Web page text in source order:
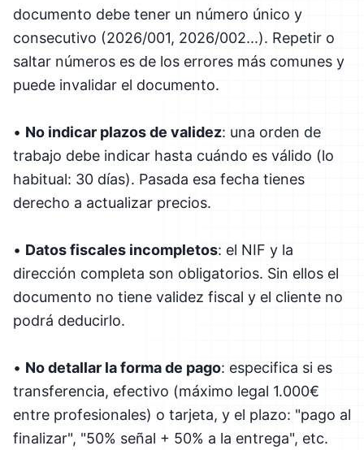
documento debe tener un número único y
consecutivo (2026/001, 2026/002...). Repetir o
saltar números es de los errores más comunes y
puede invalidar el documento.
• No indicar plazos de validez: una orden de
trabajo debe indicar hasta cuándo es válido (lo
habitual: 30 días). Pasada esa fecha tienes
derecho a actualizar precios.
• Datos fiscales incompletos: el NIF y la
dirección completa son obligatorios. Sin ellos el
documento no tiene validez fiscal y el cliente no
podrá deducirlo.
• No detallar la forma de pago: especifica si es
transferencia, efectivo (máximo legal 1.000€
entre profesionales) o tarjeta, y el plazo: "pago al
finalizar", "50% señal + 50% a la entrega", etc.